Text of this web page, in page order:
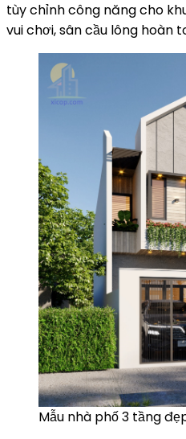
tùy chỉnh công năng cho
vui chơi, sân cầu lông hoàn
Mẫu nhà phố 3 tầng